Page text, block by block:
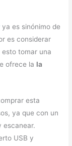
ya es sinónimo de
es considerar
tomar una
ofrece la la
esta
ya que con un
escanear.
USB y